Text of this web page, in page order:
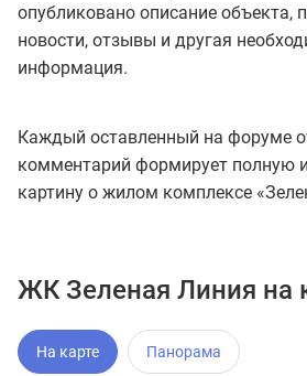
опубликовано описание объекта,
новости, отзывы и другая
информация.
Каждый оставленный на форуме
комментарий формирует полную
картину о жилом комплексе
ЖК Зеленая Линия на
На карте Панорама